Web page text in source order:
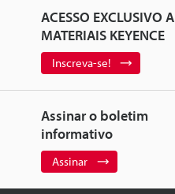
ACESSO EXCLUSIVO A
MATERIAIS KEYENCE
Inscreva-se!
Assinar o boletim
informativo
Assinar